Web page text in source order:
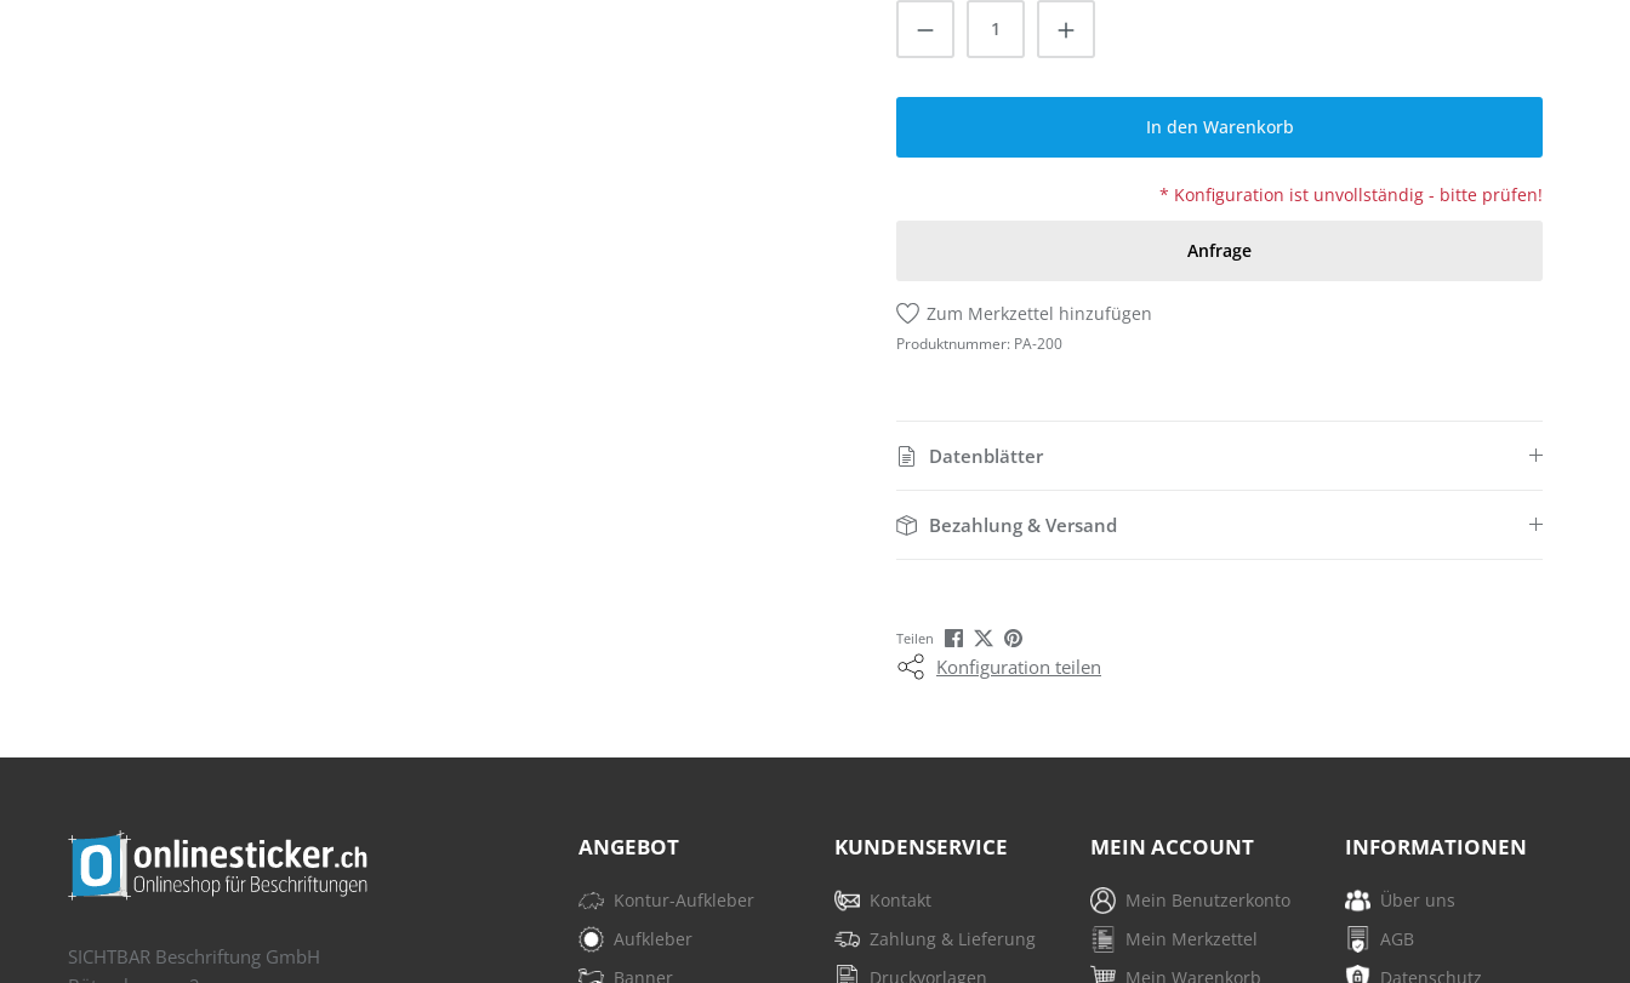
Produkt Anzahl: Gib den gewünschten Wert ein
In den Warenkorb
* Konfiguration ist unvollständig - bitte prüfen!
Anfrage
Zum Merkzettel hinzufügen
Produktnummer: PA-200
Datenblätter
Bezahlung & Versand
Teilen
Konfiguration teilen
SICHTBAR Beschriftung GmbH
ANGEBOT
Kontur-Aufkleber
Aufkleber
Banner
KUNDENSERVICE
Kontakt
Zahlung & Lieferung
Druckvorlagen
MEIN ACCOUNT
Mein Benutzerkonto
Mein Merkzettel
Mein Warenkorb
INFORMATIONEN
Über uns
AGB
Datenschutz